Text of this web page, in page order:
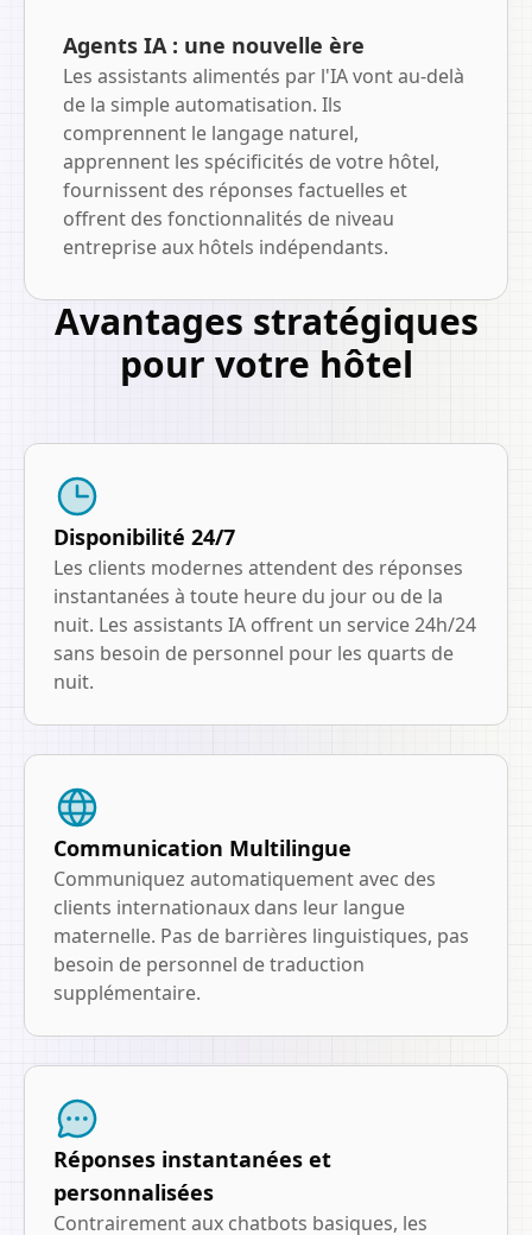
Agents IA : une nouvelle ère
Les assistants alimentés par l'IA vont au-delà
de la simple automatisation. Ils
comprennent le langage naturel,
apprennent les spécificités de votre hôtel,
fournissent des réponses factuelles et
offrent des fonctionnalités de niveau
entreprise aux hôtels indépendants.
Avantages stratégiques
pour votre hôtel
Disponibilité 24/7
Les clients modernes attendent des réponses
instantanées à toute heure du jour ou de la
nuit. Les assistants IA offrent un service 24h/24
sans besoin de personnel pour les quarts de
nuit.
Communication Multilingue
Communiquez automatiquement avec des
clients internationaux dans leur langue
maternelle. Pas de barrières linguistiques, pas
besoin de personnel de traduction
supplémentaire.
Réponses instantanées et
personnalisées
Contrairement aux chatbots basiques, les